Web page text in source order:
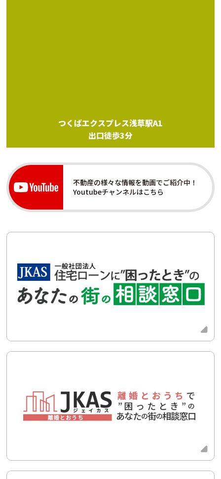
つくばエクスプレス浅草駅A1
出口徒歩3分
不動産の様々な情報を動画でご紹介中！
Youtubeチャンネルはこちら